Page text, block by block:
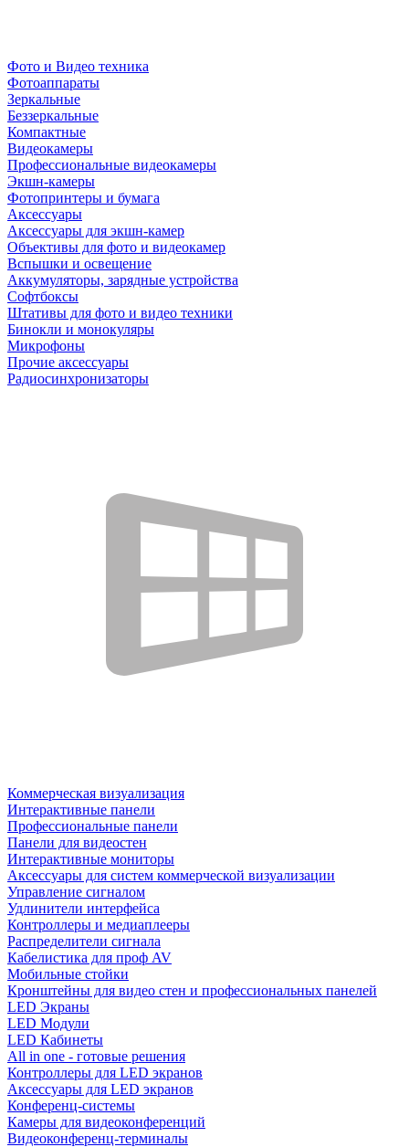
Фото и Видео техника
Фотоаппараты
Зеркальные
Беззеркальные
Компактные
Видеокамеры
Профессиональные видеокамеры
Экшн-камеры
Фотопринтеры и бумага
Аксессуары
Аксессуары для экшн-камер
Объективы для фото и видеокамер
Вспышки и освещение
Аккумуляторы, зарядные устройства
Софтбоксы
Штативы для фото и видео техники
Бинокли и монокуляры
Микрофоны
Прочие аксессуары
Радиосинхронизаторы
Коммерческая визуализация
Интерактивные панели
Профессиональные панели
Панели для видеостен
Интерактивные мониторы
Аксессуары для систем коммерческой визуализации
Управление сигналом
Удлинители интерфейса
Контроллеры и медиаплееры
Распределители сигнала
Кабелистика для проф AV
Мобильные стойки
Кронштейны для видео стен и профессиональных панелей
LED Экраны
LED Модули
LED Кабинеты
All in one - готовые решения
Контроллеры для LED экранов
Аксессуары для LED экранов
Конференц-системы
Камеры для видеоконференций
Видеоконференц-терминалы